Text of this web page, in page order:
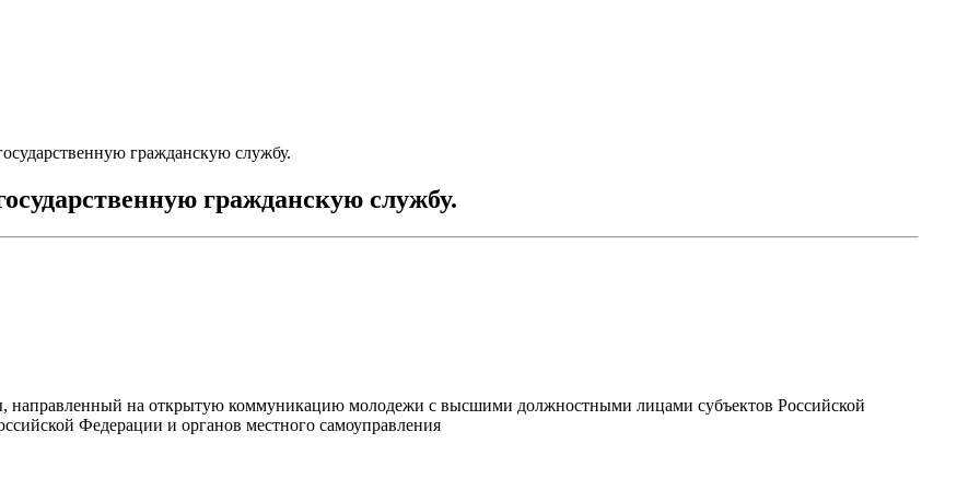
гражданскую службу.
гражданскую службу.
на открытую коммуникацию молодежи с высшими должностными лицами субъектов Российской
Федерации и органов местного самоуправления